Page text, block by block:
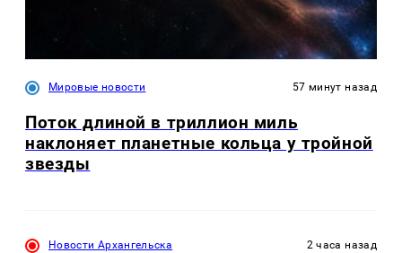
Мировые новости 57 минут назад
Поток длиной в триллион миль
наклоняет планетные кольца у тройной
звезды
Новости Архангельска 2 часа назад